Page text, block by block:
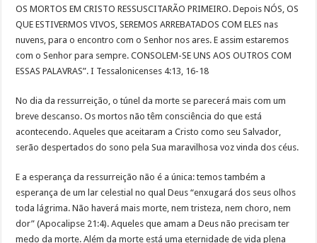
OS MORTOS EM CRISTO RESSUSCITARÃO PRIMEIRO. Depois NÓS, OS
QUE ESTIVERMOS VIVOS, SEREMOS ARREBATADOS COM ELES nas
nuvens, para o encontro com o Senhor nos ares. E assim estaremos
com o Senhor para sempre. CONSOLEM-SE UNS AOS OUTROS COM
ESSAS PALAVRAS”. I Tessalonicenses 4:13, 16-18
No dia da ressurreição, o túnel da morte se parecerá mais com um
breve descanso. Os mortos não têm consciência do que está
acontecendo. Aqueles que aceitaram a Cristo como seu Salvador,
serão despertados do sono pela Sua maravilhosa voz vinda dos céus.
E a esperança da ressurreição não é a única: temos também a
esperança de um lar celestial no qual Deus “enxugará dos seus olhos
toda lágrima. Não haverá mais morte, nem tristeza, nem choro, nem
dor” (Apocalipse 21:4). Aqueles que amam a Deus não precisam ter
medo da morte. Além da morte está uma eternidade de vida plena